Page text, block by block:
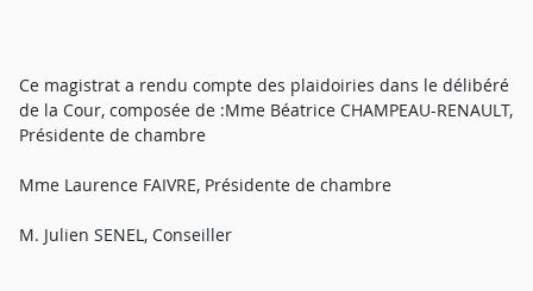
Ce magistrat a rendu compte des plaidoiries dans le délibéré
de la Cour, composée de :Mme Béatrice CHAMPEAU-RENAULT,
Présidente de chambre
Mme Laurence FAIVRE, Présidente de chambre
M. Julien SENEL, Conseiller